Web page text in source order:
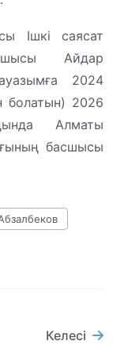
Ішкі саясат
Айдар
2024
болатын) 2026
Алматы
басшысы
Келесі